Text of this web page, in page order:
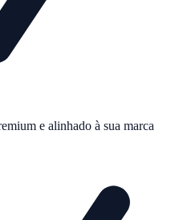
e alinhado à sua marca